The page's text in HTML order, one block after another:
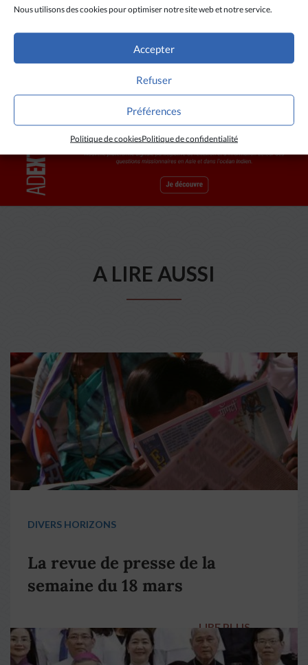
Nous utilisons des cookies pour optimiser notre site web et notre service.
Accepter
Refuser
Préférences
Politique de cookiesPolitique de confidentialité
A LIRE AUSSI
DIVERS HORIZONS
La revue de presse de la
semaine du 18 mars
LIRE PLUS →